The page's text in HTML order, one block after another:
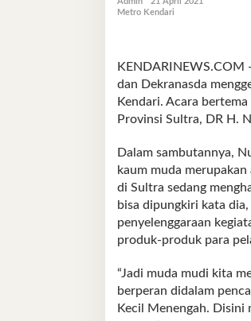
Metro Kendari
KENDARINEWS.COM
dan Dekranasda
Kendari. Acara
Provinsi Sultra, DR H.
Dalam sambutannya,
kaum muda
di Sultra sedang
bisa dipungkiri kata
penyelenggaraan
produk-produk para
“Jadi muda mudi kita
berperan didalam
Kecil Menengah. Disini